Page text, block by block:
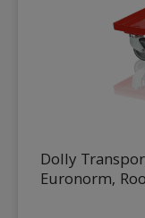
Dolly
Euronorm,